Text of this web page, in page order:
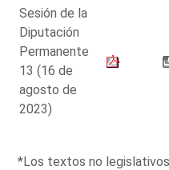
Sesión de la
Diputación
Permanente
13 (16 de
agosto de
2023)
*Los textos no